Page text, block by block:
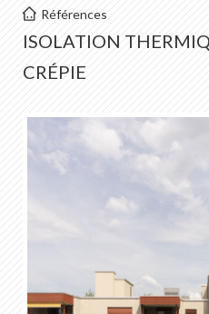
ITEC
Postresidenz am See | Arosa
Rivage | Bottighofen
Restaurant Silo | Einsiedeln
Références
ISOLATION
CRÉPIE